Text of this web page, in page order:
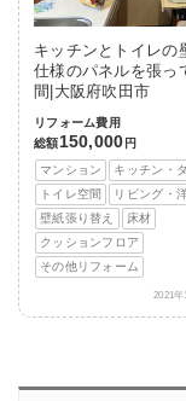
キッチンとトイレの
仕様のパネルを張っ
間|大阪府吹田市
リフォーム費用
総額150,000 円
マンション
キッチン・
トイレ空間
リビング・
壁紙張り替え
床材
クッションフロア
その他リフォーム
2021